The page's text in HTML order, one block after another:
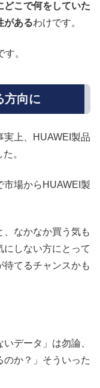
どこで何をしていた
があるわけです。
。
方向に
実上、HUAWEI製品
。
市場からHUAWEI製
、なかなか買う気も
にしない方にとって
待てるチャンスかも
データ」は勿論、
のか？」そういった